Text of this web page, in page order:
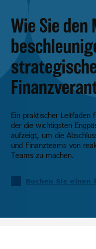
Wie Sie
Ein praktischer Leitfaden
der die wichtigsten
aufzeigt, um die
und Finanzteams von
Teams zu machen.
Buchen Sie einen